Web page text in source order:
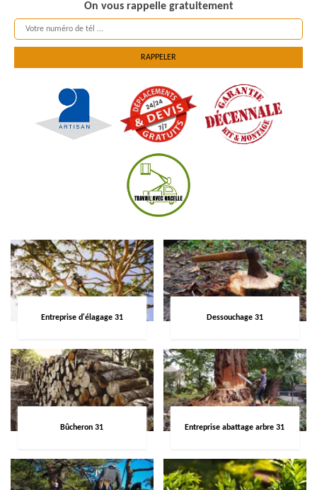
On vous rappelle gratuitement
Entreprise d'élagage 31 Dessouchage 31
Bûcheron 31 Entreprise abattage arbre 31